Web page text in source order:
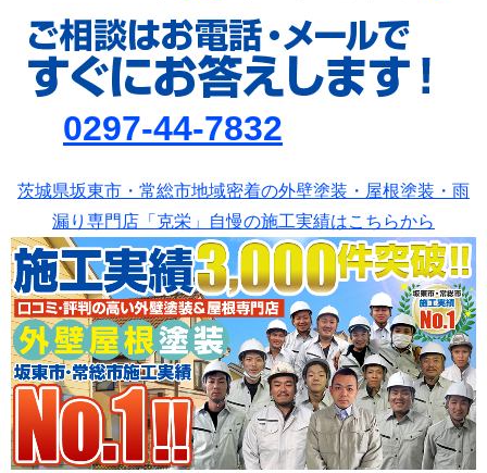
0297-44-7832
茨城県坂東市・常総市地域密着の外壁塗装・屋根塗装・雨
漏り専門店「克栄」自慢の施工実績はこちらから